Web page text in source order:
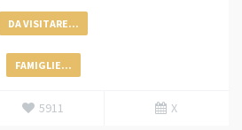
DA VISITARE...
FAMIGLIE...
5911 X